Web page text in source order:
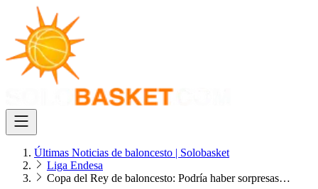
Últimas Noticias de baloncesto | Solobasket
Liga Endesa
Copa del Rey de baloncesto: Podría haber sorpresas…